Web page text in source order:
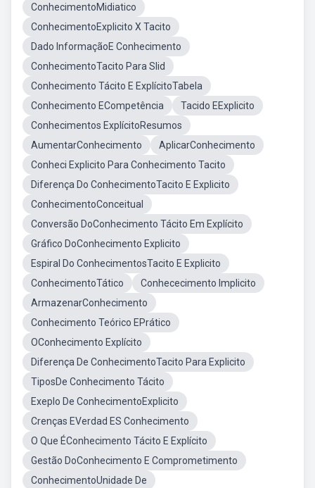
ConhecimentoMidiatico
ConhecimentoExplicito X Tacito
Dado InformaçãoE Conhecimento
ConhecimentoTacito Para Slid
Conhecimento Tácito E ExplícitoTabela
Conhecimento ECompetência
Tacido EExplicito
Conhecimentos ExplícitoResumos
AumentarConhecimento
AplicarConhecimento
Conheci Explicito Para Conhecimento Tacito
Diferença Do ConhecimentoTacito E Explicito
ConhecimentoConceitual
Conversão DoConhecimento Tácito Em Explícito
Gráfico DoConhecimento Explicito
Espiral Do ConhecimentosTacito E Explicito
ConhecimentoTático
Conhececimento Implicito
ArmazenarConhecimento
Conhecimento Teórico EPrático
OConhecimento Explícito
Diferença De ConhecimentoTacito Para Explicito
TiposDe Conhecimento Tácito
Exeplo De ConhecimentoExplicito
Crenças EVerdad ES Conhecimento
O Que ÉConhecimento Tácito E Explícito
Gestão DoConhecimento E Comprometimento
ConhecimentoUnidade De